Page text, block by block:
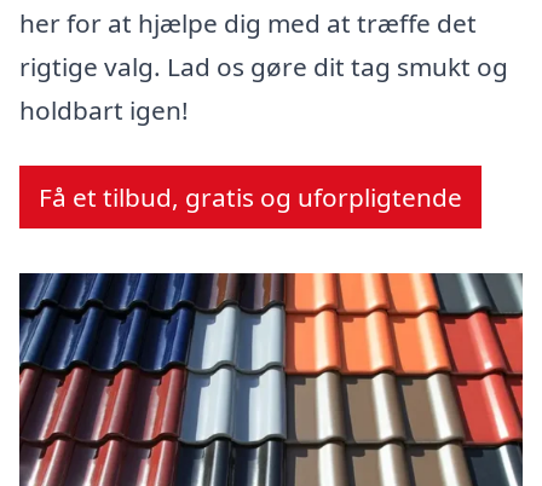
her for at hjælpe dig med at træffe det
rigtige valg. Lad os gøre dit tag smukt og
holdbart igen!
Få et tilbud, gratis og uforpligtende